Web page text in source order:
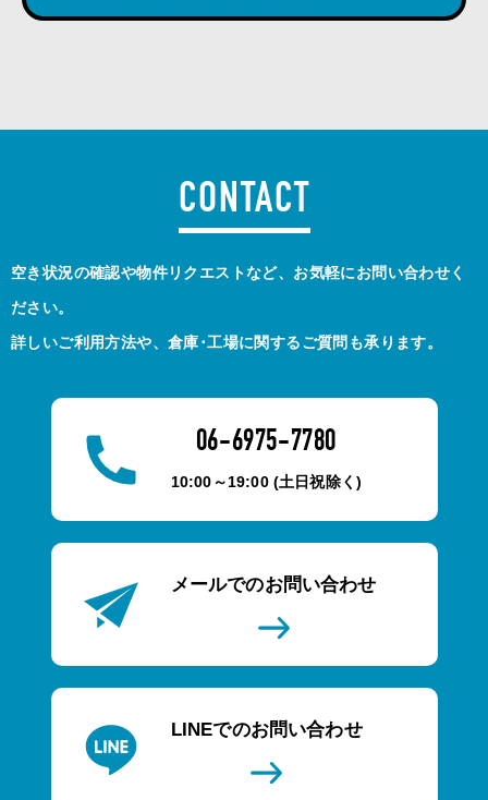
CONTACT
空き状況の確認や物件リクエストなど、お気軽にお問い合わせく
ださい。
詳しいご利用方法や、倉庫･工場に関するご質問も承ります。
06-6975-7780
10:00～19:00 (土日祝除く)
メールでのお問い合わせ
LINEでのお問い合わせ